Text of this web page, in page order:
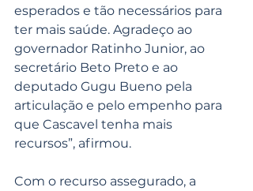
esperados e tão necessários para
ter mais saúde. Agradeço ao
governador Ratinho Junior, ao
secretário Beto Preto e ao
deputado Gugu Bueno pela
articulação e pelo empenho para
que Cascavel tenha mais
recursos”, afirmou.
Com o recurso assegurado, a